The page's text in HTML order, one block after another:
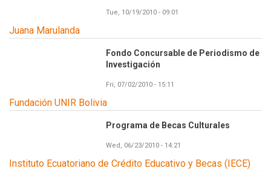
Tue, 10/19/2010 - 09:01
Juana Marulanda
Fondo Concursable de Periodismo de
Investigación
Fri, 07/02/2010 - 15:11
Fundación UNIR Bolivia
Programa de Becas Culturales
Wed, 06/23/2010 - 14:21
Instituto Ecuatoriano de Crédito Educativo y Becas (IECE)